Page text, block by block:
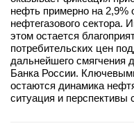
нефть примерно на 2,9%
нефтегазового сектора.
этом остается
потребительских цен
дальнейшего смягчения
Банка России.
остаются динамика
ситуация и перспективы